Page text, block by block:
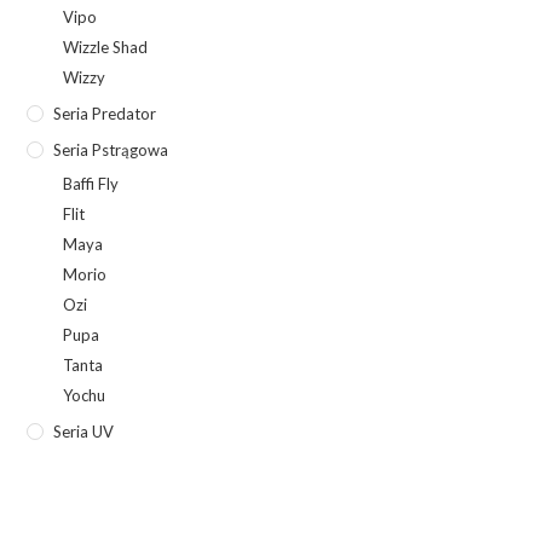
Vipo
Wizzle Shad
Wizzy
Seria Predator
Seria Pstrągowa
Baffi Fly
Flit
Maya
Morio
Ozi
Pupa
Tanta
Yochu
Seria UV